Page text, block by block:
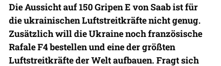
Die Aussicht auf 150 Gripen E von Saab ist für
die ukrainischen Luftstreitkräfte nicht genug.
Zusätzlich will die Ukraine noch französische
Rafale F4 bestellen und eine der größten
Luftstreitkräfte der Welt aufbauen. Fragt sich